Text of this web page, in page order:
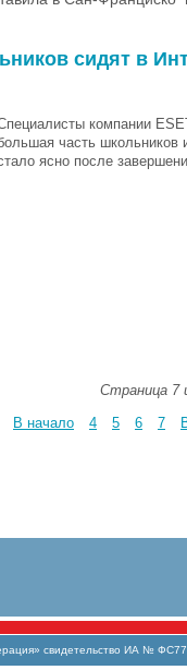
сидят в
компании
часть школьников
ясно после
Страница 7
В начало
4 5 6 7
свидетельство ИА №